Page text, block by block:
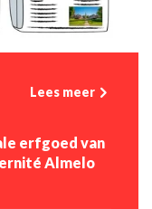
Lees meer
erfgoed van
Almelo